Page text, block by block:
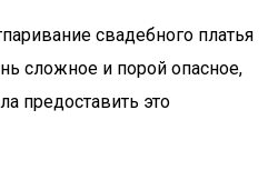
свадебного платья
сложное и порой опасное,
предоставить это